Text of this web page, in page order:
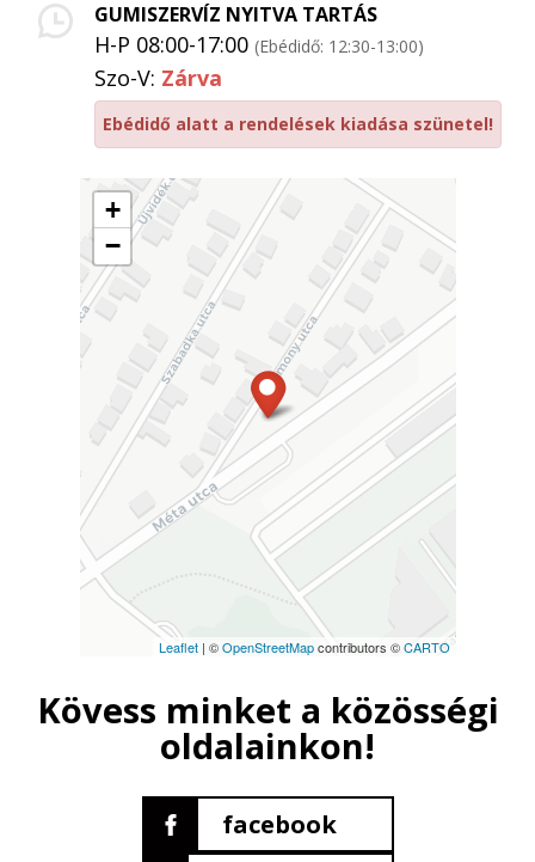
+
−
Leaflet| ©OpenStreetMapcontributors ©CARTO
GUMISZERVÍZ NYITVA TARTÁS
H-P 08:00-17:00 (Ebédidő: 12:30-13:00)
Szo-V: Zárva
Ebédidő alatt a rendelések kiadása szünetel!
Kövess minket a közösségi
oldalainkon!
facebook